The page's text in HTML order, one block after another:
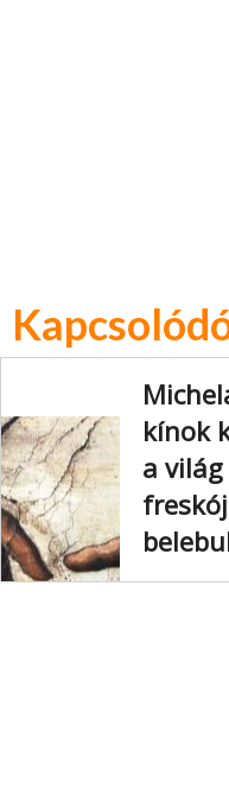
kínok
a
A vatikáni